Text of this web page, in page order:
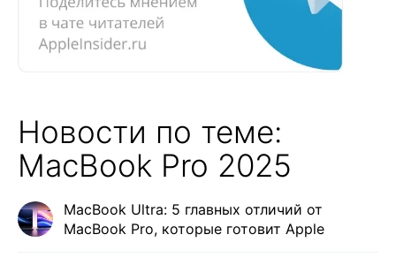
Новости по теме:
MacBook Pro 2025
MacBook Ultra: 5 главных отличий от
MacBook Pro, которые готовит Apple